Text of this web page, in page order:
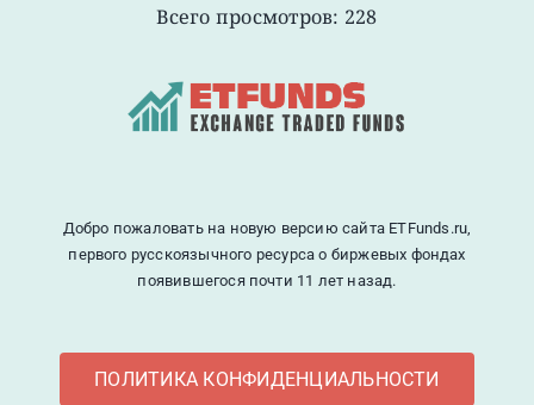
Всего просмотров: 228
Добро пожаловать на новую версию сайта ETFunds.ru,
первого русскоязычного ресурса о биржевых фондах
появившегося почти 11 лет назад.
ПОЛИТИКА КОНФИДЕНЦИАЛЬНОСТИ